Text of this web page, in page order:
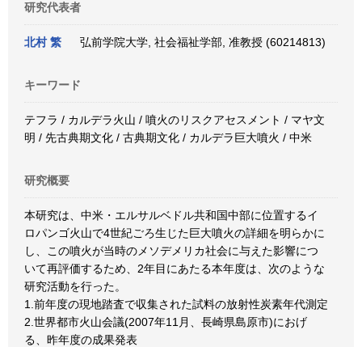
研究代表者
北村 繁 弘前学院大学, 社会福祉学部, 准教授 (60214813)
キーワード
テフラ / カルデラ火山 / 噴火のリスクアセスメント / マヤ文
明 / 先古典期文化 / 古典期文化 / カルデラ巨大噴火 / 中米
研究概要
本研究は、中米・エルサルベドル共和国中部に位置するイ
ロパンゴ火山で4世紀ごろ生じた巨大噴火の詳細を明らかに
し、この噴火が当時のメソデメリカ社会に与えた影響につ
いて再評価するため、2年目にあたる本年度は、次のような
研究活動を行った。
1.前年度の現地踏査で収集された試料の放射性炭素年代測定
2.世界都市火山会議(2007年11月、長崎県島原市)におげ
る、昨年度の成果発表